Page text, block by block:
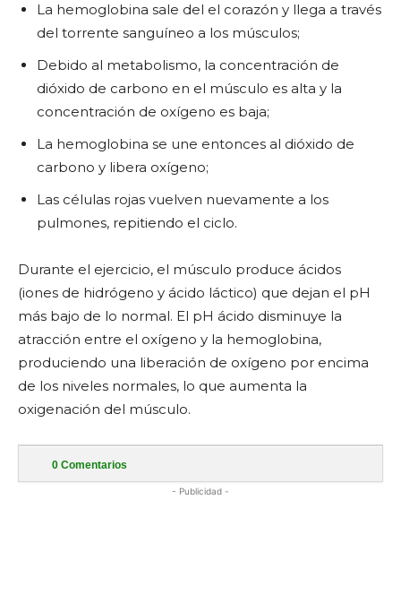
La hemoglobina sale del el corazón y llega a través
del torrente sanguíneo a los músculos;
Debido al metabolismo, la concentración de
dióxido de carbono en el músculo es alta y la
concentración de oxígeno es baja;
La hemoglobina se une entonces al dióxido de
carbono y libera oxígeno;
Las células rojas vuelven nuevamente a los
pulmones, repitiendo el ciclo.
Durante el ejercicio, el músculo produce ácidos
(iones de hidrógeno y ácido láctico) que dejan el pH
más bajo de lo normal. El pH ácido disminuye la
atracción entre el oxígeno y la hemoglobina,
produciendo una liberación de oxígeno por encima
de los niveles normales, lo que aumenta la
oxigenación del músculo.
0 Comentarios
- Publicidad -